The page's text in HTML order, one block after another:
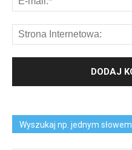
Wyszukaj np. jednym słowem